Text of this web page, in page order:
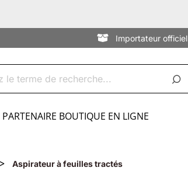
Importateur
PARTENAIRE BOUTIQUE EN LIGNE
> Aspirateur à feuilles tractés